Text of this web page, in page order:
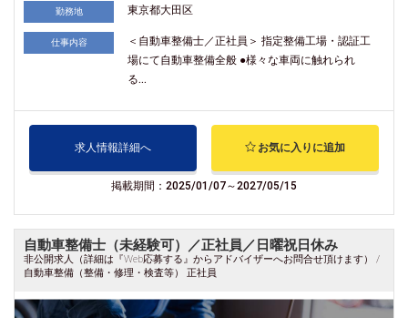
勤務地 東京都大田区
仕事内容
＜自動車整備士／正社員＞ 指定整備工場・認証工
場にて自動車整備全般 ●様々な車両に触れられ
る...
求人情報詳細へ お気に入りに追加
掲載期間：2025/01/07～2027/05/15
自動車整備士（未経験可）／正社員／日曜祝日休み
非公開求人（詳細は『Web応募する』からアドバイザーへお問合せ頂けます） /
自動車整備（整備・修理・検査等） 正社員